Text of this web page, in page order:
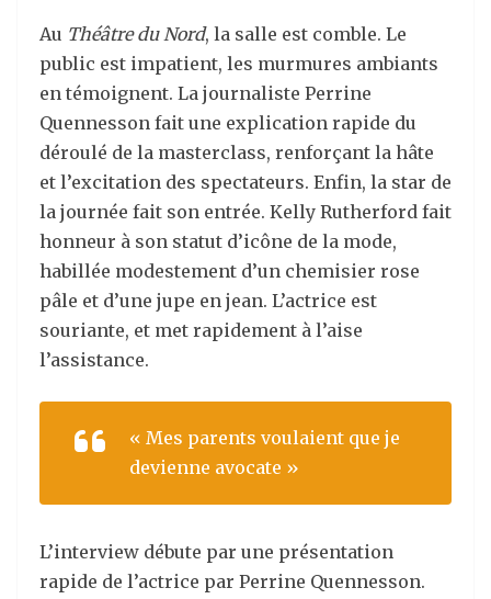
Au Théâtre du Nord, la salle est comble. Le
public est impatient, les murmures ambiants
en témoignent. La journaliste Perrine
Quennesson fait une explication rapide du
déroulé de la masterclass, renforçant la hâte
et l’excitation des spectateurs. Enfin, la star de
la journée fait son entrée. Kelly Rutherford fait
honneur à son statut d’icône de la mode,
habillée modestement d’un chemisier rose
pâle et d’une jupe en jean. L’actrice est
souriante, et met rapidement à l’aise
l’assistance.
« Mes parents voulaient que je
devienne avocate »
L’interview débute par une présentation
rapide de l’actrice par Perrine Quennesson.